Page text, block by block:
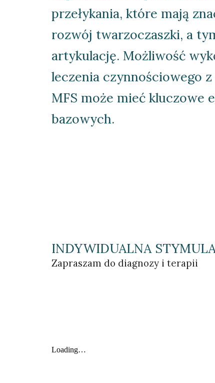
przełykania, które mają
rozwój twarzoczaszki, a
artykulację. Możliwość
leczenia czynnościowego
MFS może mieć kluczowe
bazowych.
INDYWIDUALNA
Zapraszam do diagnozy i terapii